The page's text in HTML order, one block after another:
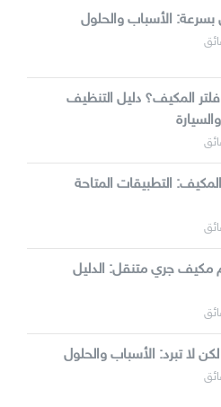
الأسباب والحلول
المكيف؟ دليل التنظيف
التطبيقات المتاحة
مكيف جري متنقل: الدليل
لا تبرد: الأسباب والحلول